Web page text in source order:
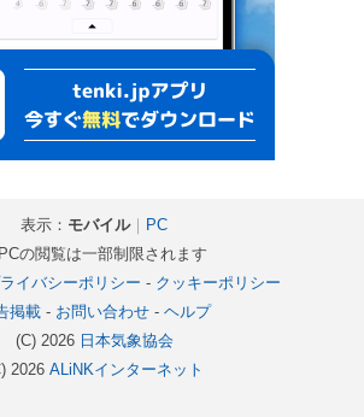
表示： モバイル｜ PC
の閲覧は一部制限されます
イバシーポリシー - クッキーポリシー
掲載- お問い合わせ- ヘルプ
(C) 2026 日本気象協会
2026 ALiNKインターネット